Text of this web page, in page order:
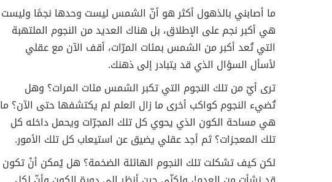
ما أصابني بالذهول أكثر هو أنّ الشمس ليست وحدها نجمًا وليست
هي أكبر نجم على الإطلاق، بل هناك العديد من النجوم الملتهبة
التي تُعد أكبر من الشمس بمئات المرّات، أقف الآن مع عقلي
لأسأل السؤال الذي قد يتبادر إلى ذهنك.
ترى أيّ من تلك النجوم التي تكبر الشمس مئات المرات؟ وهل
تُضيء النجوم كواكب أخرى ما زال العلم لم يكتشفها حتى الآن؟ ما
هي مساحة الكون الذي يحوي كل تلك المجرّات ويحمل داخله كل
تلك المعجزات؟ ثم أجد عقلي يضيق عن استيعاب كل تلك الأمور.
لكن كيف تشكلت تلك النجوم الهائلة الضخمة؟ هل يُمكن أنْ تكون